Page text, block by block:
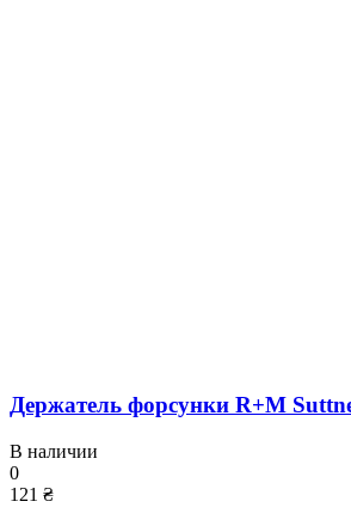
Держатель форсунки R+M
В наличии
0
121 ₴